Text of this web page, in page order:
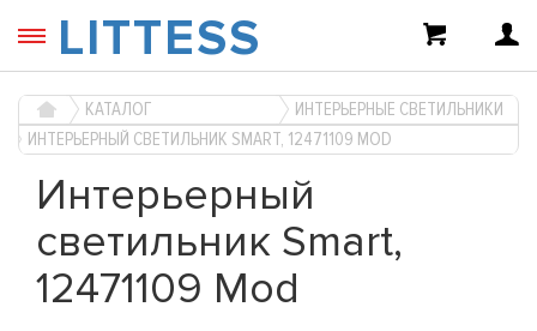
LITTESS
КАТАЛОГ
ИНТЕРЬЕРНЫЕ СВЕТИЛЬНИКИ
ИНТЕРЬЕРНЫЙ СВЕТИЛЬНИК SMART, 12471109 MOD
Интерьерный
светильник Smart,
12471109 Mod